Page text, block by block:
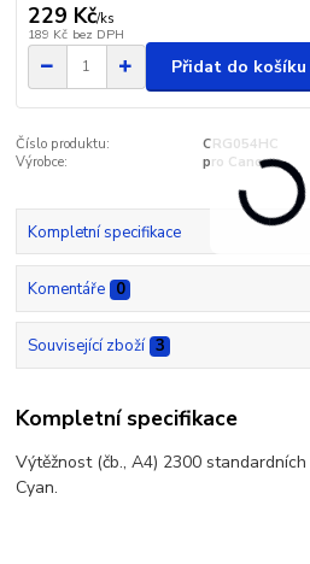
229 Kč/ks
189 Kč bez DPH
Přidat do košíku
Číslo produktu:
CRG054HC
Výrobce:
pro Canon
Kompletní specifikace
Komentáře 0
Související zboží 3
Kompletní specifikace
Výtěžnost (čb., A4) 2300
Cyan.